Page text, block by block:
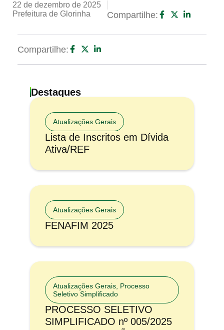
22 de dezembro de 2025
Prefeitura de Glorinha
Compartilhe:
Compartilhe:
Destaques
Atualizações Gerais
Lista de Inscritos em Dívida
Ativa/REF
Atualizações Gerais
FENAFIM 2025
Atualizações Gerais Processo
Seletivo Simplificado
PROCESSO SELETIVO
SIMPLIFICADO nº 005/2025